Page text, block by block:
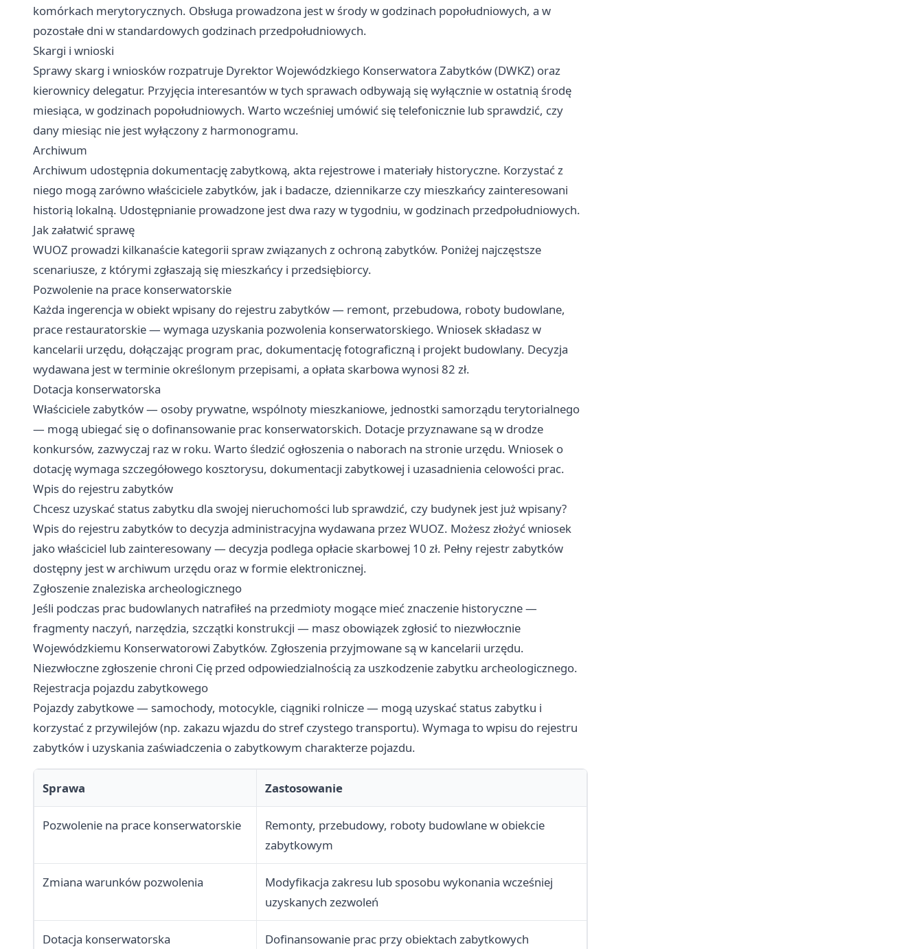
komórkach merytorycznych. Obsługa prowadzona jest w środy w godzinach popołudniowych, a w
pozostałe dni w standardowych godzinach przedpołudniowych.
Skargi i wnioski
Sprawy skarg i wniosków rozpatruje Dyrektor Wojewódzkiego Konserwatora Zabytków (DWKZ) oraz
kierownicy delegatur. Przyjęcia interesantów w tych sprawach odbywają się wyłącznie w ostatnią środę
miesiąca, w godzinach popołudniowych. Warto wcześniej umówić się telefonicznie lub sprawdzić, czy
dany miesiąc nie jest wyłączony z harmonogramu.
Archiwum
Archiwum udostępnia dokumentację zabytkową, akta rejestrowe i materiały historyczne. Korzystać z
niego mogą zarówno właściciele zabytków, jak i badacze, dziennikarze czy mieszkańcy zainteresowani
historią lokalną. Udostępnianie prowadzone jest dwa razy w tygodniu, w godzinach przedpołudniowych.
Jak załatwić sprawę
WUOZ prowadzi kilkanaście kategorii spraw związanych z ochroną zabytków. Poniżej najczęstsze
scenariusze, z którymi zgłaszają się mieszkańcy i przedsiębiorcy.
Pozwolenie na prace konserwatorskie
Każda ingerencja w obiekt wpisany do rejestru zabytków — remont, przebudowa, roboty budowlane,
prace restauratorskie — wymaga uzyskania pozwolenia konserwatorskiego. Wniosek składasz w
kancelarii urzędu, dołączając program prac, dokumentację fotograficzną i projekt budowlany. Decyzja
wydawana jest w terminie określonym przepisami, a opłata skarbowa wynosi 82 zł.
Dotacja konserwatorska
Właściciele zabytków — osoby prywatne, wspólnoty mieszkaniowe, jednostki samorządu terytorialnego
— mogą ubiegać się o dofinansowanie prac konserwatorskich. Dotacje przyznawane są w drodze
konkursów, zazwyczaj raz w roku. Warto śledzić ogłoszenia o naborach na stronie urzędu. Wniosek o
dotację wymaga szczegółowego kosztorysu, dokumentacji zabytkowej i uzasadnienia celowości prac.
Wpis do rejestru zabytków
Chcesz uzyskać status zabytku dla swojej nieruchomości lub sprawdzić, czy budynek jest już wpisany?
Wpis do rejestru zabytków to decyzja administracyjna wydawana przez WUOZ. Możesz złożyć wniosek
jako właściciel lub zainteresowany — decyzja podlega opłacie skarbowej 10 zł. Pełny rejestr zabytków
dostępny jest w archiwum urzędu oraz w formie elektronicznej.
Zgłoszenie znaleziska archeologicznego
Jeśli podczas prac budowlanych natrafiłeś na przedmioty mogące mieć znaczenie historyczne —
fragmenty naczyń, narzędzia, szczątki konstrukcji — masz obowiązek zgłosić to niezwłocznie
Wojewódzkiemu Konserwatorowi Zabytków. Zgłoszenia przyjmowane są w kancelarii urzędu.
Niezwłoczne zgłoszenie chroni Cię przed odpowiedzialnością za uszkodzenie zabytku archeologicznego.
Rejestracja pojazdu zabytkowego
Pojazdy zabytkowe — samochody, motocykle, ciągniki rolnicze — mogą uzyskać status zabytku i
korzystać z przywilejów (np. zakazu wjazdu do stref czystego transportu). Wymaga to wpisu do rejestru
zabytków i uzyskania zaświadczenia o zabytkowym charakterze pojazdu.
Sprawa Zastosowanie
Pozwolenie na prace konserwatorskie
Remonty, przebudowy, roboty budowlane w obiekcie
zabytkowym
Zmiana warunków pozwolenia
Modyfikacja zakresu lub sposobu wykonania wcześniej
uzyskanych zezwoleń
Dotacja konserwatorska Dofinansowanie prac przy obiektach zabytkowych